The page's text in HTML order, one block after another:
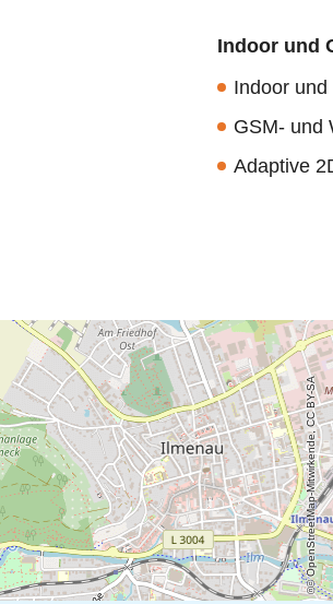
Indoor und
Indoor
GSM- und
Adaptive
Öffnet die Anfahrtsbeschreibung in neuem
Tab (Karte)
© OpenStreetMap-Mitwirkende, CC BY-SA